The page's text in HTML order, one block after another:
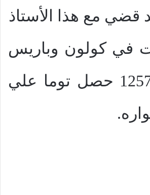
قضي مع هذا الأستاذ
في كولون وباريس
وفي عام 1257 حصل توما علي